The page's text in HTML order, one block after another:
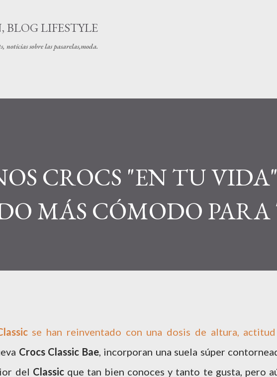
BLOG LIFESTYLE
sobre las pasarelas,moda.
CROCS "EN TU
MÁS CÓMODO
se han reinventado con una dosis de altura,
Crocs Classic Bae, incorporan una suela súper
del Classicque tan bien conoces y tanto te gusta, pero